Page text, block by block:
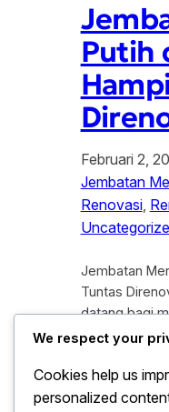
Putih
Februari 2,
Jembatan
Renovasi,
Jembatan
Tuntas
datang bagi
khususnya
pelabuhan.
infrastruktur
We respect your
Cookies help us
personalized